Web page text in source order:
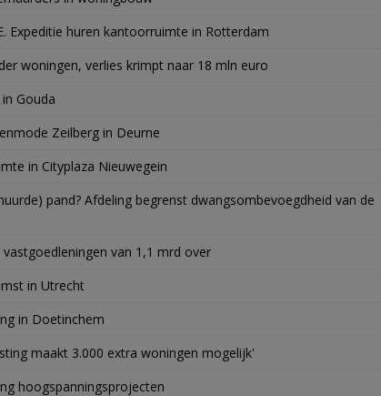
Expeditie huren kantoorruimte in Rotterdam
woningen, verlies krimpt naar 18 mln euro
Gouda
Zeilberg in Deurne
in Cityplaza Nieuwegein
pand? Afdeling begrenst dwangsombevoegdheid van de
van 1,1 mrd over
in Utrecht
in Doetinchem
maakt 3.000 extra woningen mogelijk'
hoogspanningsprojecten